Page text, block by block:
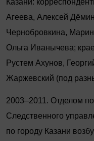
Казани:
Агеева, Алексей
Чернобровкина,
Ольга Иванычева;
Рустем Ахунов,
Жаржевский (под
2003–2011. Отделом
Следственного
по городу Казани